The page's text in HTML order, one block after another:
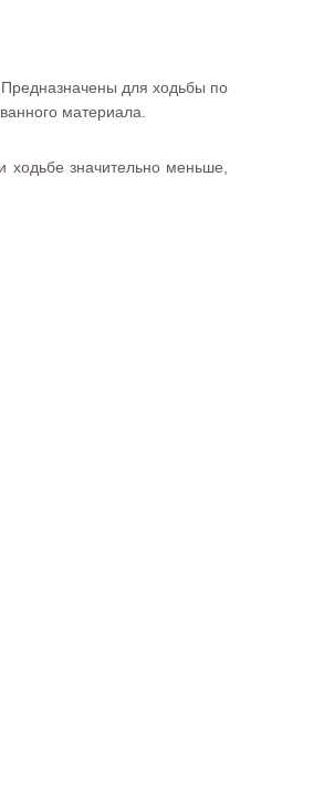
Предназначены для ходьбы по
материала.
ходьбе значительно меньше,